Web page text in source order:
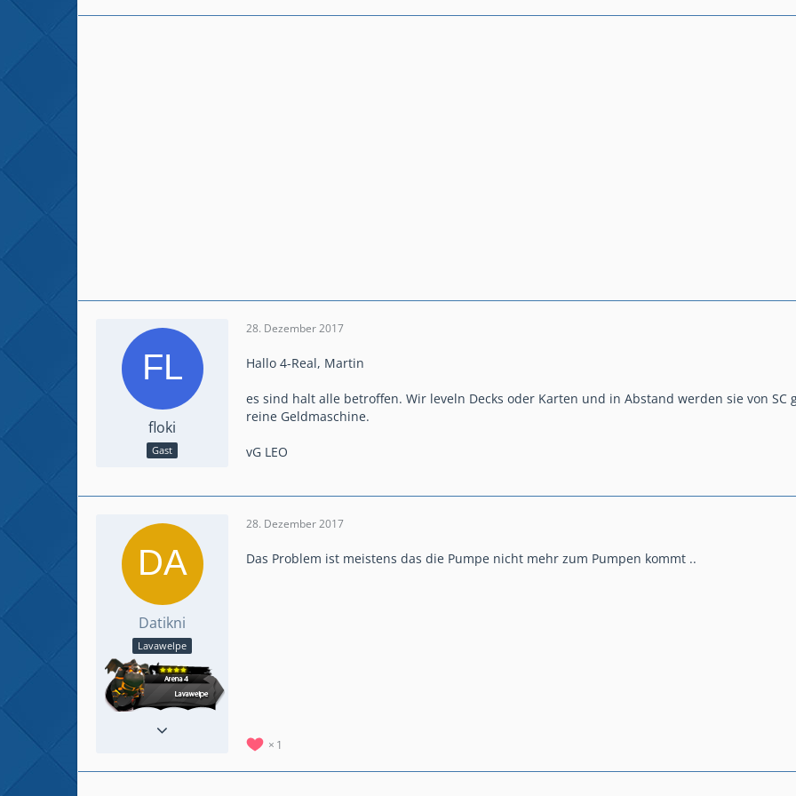
floki
Gast
28. Dezember 2017
Hallo 4-Real, Martin
es sind halt alle betroffen. Wir leveln Decks oder Karten und in Abstand werden sie von
reine Geldmaschine.
vG LEO
Datikni
Lavawelpe
28. Dezember 2017
Das Problem ist meistens das die Pumpe nicht mehr zum Pumpen kommt ..
1